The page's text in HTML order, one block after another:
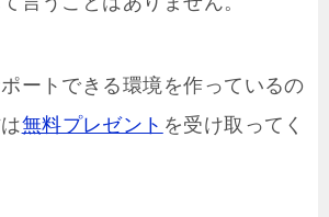
ートできる環境を作っているの
無料プレゼント を受け取ってく